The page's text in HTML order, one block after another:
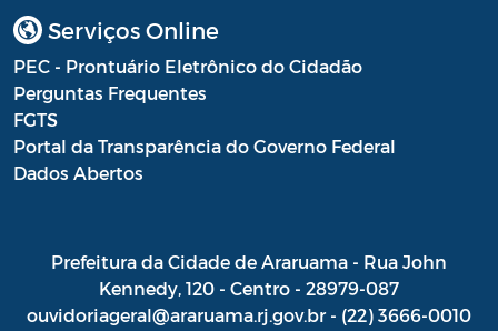
Serviços Online
PEC - Prontuário Eletrônico do Cidadão
Perguntas Frequentes
FGTS
Portal da Transparência do Governo Federal
Dados Abertos
Prefeitura da Cidade de Araruama - Rua John
Kennedy, 120 - Centro - 28979-087
ouvidoriageral@araruama.rj.gov.br - (22) 3666-0010